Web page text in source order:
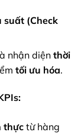
suất (Check
nhận diện thời
tối ưu hóa.
thựctừ hàng